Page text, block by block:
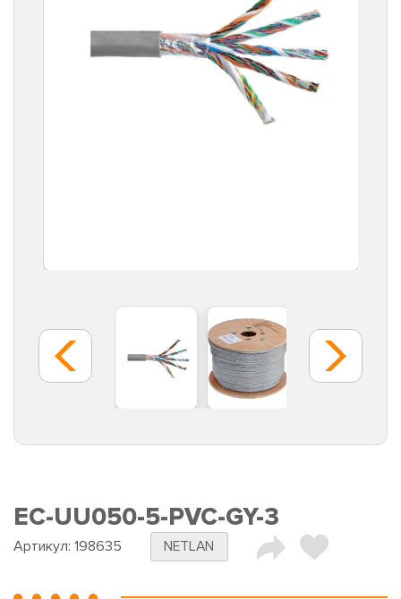
EC-UU050-5-PVC-GY-3
Артикул: 198635 NETLAN